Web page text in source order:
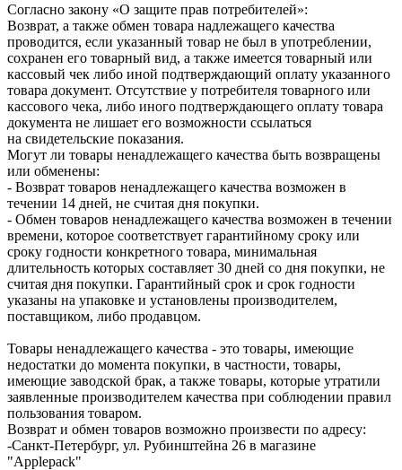
Согласно закону «О защите прав потребителей»:
Возврат, а также обмен товара надлежащего качества
проводится, если указанный товар не был в употреблении,
сохранен его товарный вид, а также имеется товарный или
кассовый чек либо иной подтверждающий оплату указанного
товара документ. Отсутствие у потребителя товарного или
кассового чека, либо иного подтверждающего оплату товара
документа не лишает его возможности ссылаться
на свидетельские показания.
Могут ли товары ненадлежащего качества быть возвращены
или обменены:
- Возврат товаров ненадлежащего качества возможен в
течении 14 дней, не считая дня покупки.
- Обмен товаров ненадлежащего качества возможен в течении
времени, которое соответствует гарантийному сроку или
сроку годности конкретного товара, минимальная
длительность которых составляет 30 дней со дня покупки, не
считая дня покупки. Гарантийный срок и срок годности
указаны на упаковке и установлены производителем,
поставщиком, либо продавцом.
Товары ненадлежащего качества - это товары, имеющие
недостатки до момента покупки, в частности, товары,
имеющие заводской брак, а также товары, которые утратили
заявленные производителем качества при соблюдении правил
пользования товаром.
Возврат и обмен товаров возможно произвести по адресу:
-Санкт-Петербург, ул. Рубинштейна 26 в магазине
"Applepack"